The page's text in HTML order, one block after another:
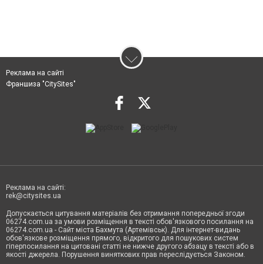
Реклама на сайті
Франшиза "CitySites"
Реклама на сайті:
rek@citysites.ua
Допускається цитування матеріалів без отримання попередньої згоди
06274.com.ua за умови розміщення в тексті обов'язкового посилання на
06274.com.ua - Сайт міста Бахмута (Артемівськ). Для інтернет-видань
обов'язкове розміщення прямого, відкритого для пошукових систем
гіперпосилання на цитовані статті не нижче другого абзацу в тексті або в
якості джерела. Порушення виняткових прав переслідується Законом.